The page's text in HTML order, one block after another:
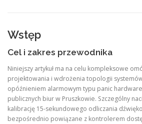
Wstęp
Cel i zakres przewodnika
Niniejszy artykuł ma na celu kompleksowe
projektowania i wdrożenia topologii
opóźnieniem alarmowym typu panic
publicznych biur w Pruszkowie. Szczególny
kalibrację 15-sekundowego odliczania
bezpośrednio powiązane z kontrolerem